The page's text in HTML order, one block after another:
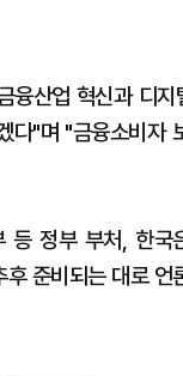
융산업 혁신과 디
다"며 "금융소비자
등 정부 부처, 한국
준비되는 대로